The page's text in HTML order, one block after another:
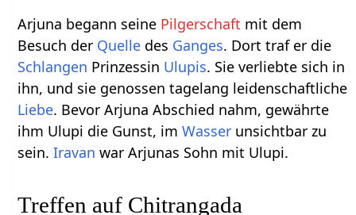
Arjuna begann seine Pilgerschaft mit dem
Besuch der Quelle des Ganges. Dort traf er die
Schlangen Prinzessin Ulupis. Sie verliebte sich in
ihn, und sie genossen tagelang leidenschaftliche
Liebe. Bevor Arjuna Abschied nahm, gewährte
ihm Ulupi die Gunst, imWasser unsichtbar zu
sein.Iravan war Arjunas Sohn mit Ulupi.
Treffen auf Chitrangada